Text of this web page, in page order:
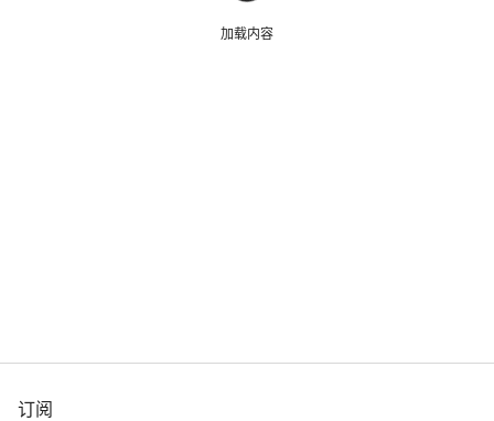
加载内容
订阅